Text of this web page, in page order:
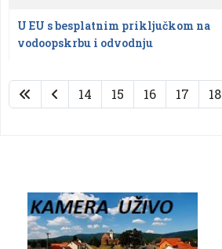
U EU s besplatnim priključkom na
vodoopskrbu i odvodnju
14 15 16 17 18